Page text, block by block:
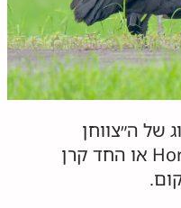
של ה״צווחן
המקרין״ Horned screamer או החד קרן